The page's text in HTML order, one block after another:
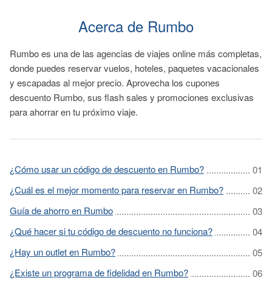
Acerca de Rumbo
Rumbo es una de las agencias de viajes online más completas,
donde puedes reservar vuelos, hoteles, paquetes vacacionales
y escapadas al mejor precio. Aprovecha los cupones
descuento Rumbo, sus flash sales y promociones exclusivas
para ahorrar en tu próximo viaje.
¿Cómo usar un código de descuento en Rumbo?
¿Cuál es el mejor momento para reservar en Rumbo?
Guía de ahorro en Rumbo
¿Qué hacer si tu código de descuento no funciona?
¿Hay un outlet en Rumbo?
¿Existe un programa de fidelidad en Rumbo?